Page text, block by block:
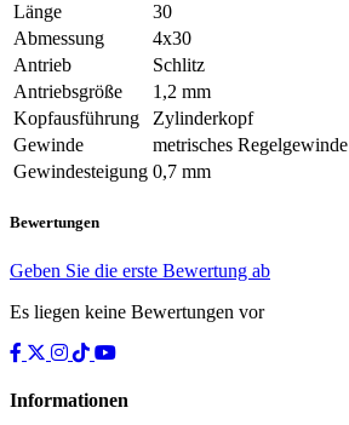
Länge
30
Abmessung
4x30
Antrieb
Schlitz
Antriebsgröße
1,2 mm
Kopfausführung
Zylinderkopf
Gewinde
metrisches Regelgewinde
Gewindesteigung 0,7 mm
Bewertungen
Geben Sie die erste Bewertung ab
Es liegen keine Bewertungen vor
Informationen